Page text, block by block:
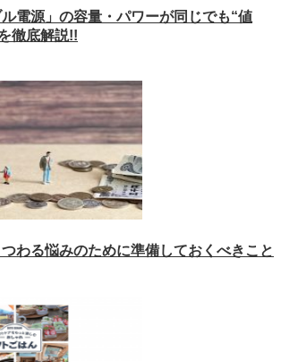
電源」の容量・パワーが同じでも“値
徹底解説!!
わる悩みのために準備しておくべきこと